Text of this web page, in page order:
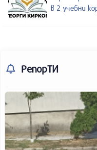
в 2 учебни
РепорТИ